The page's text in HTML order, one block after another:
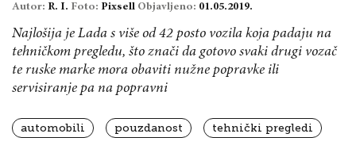
Autor: R. I. Foto: Pixsell Objavljeno: 01.05.2019.
Najlošija je Lada s više od 42 posto vozila koja padaju na
tehničkom pregledu, što znači da gotovo svaki drugi vozač
te ruske marke mora obaviti nužne popravke ili
servisiranje pa na popravni
automobili pouzdanost tehnički pregledi